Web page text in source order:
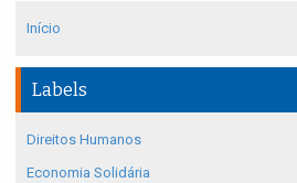
Início
Labels
Direitos Humanos
Economia Solidária